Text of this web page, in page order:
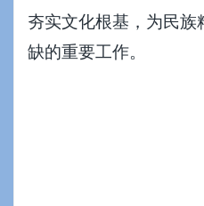
夯实文化根基，为民
缺的重要工作。